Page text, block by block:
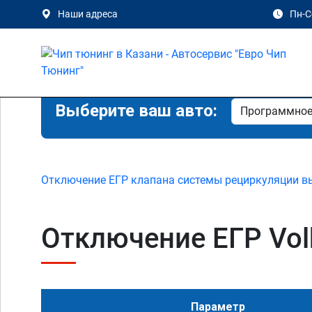
Наши адреса Пн-
Выберите ваш авто:
Отключение ЕГР клапана системы рециркуляции
Отключение ЕГР
Параметр